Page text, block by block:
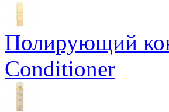
Полирующий
Conditioner